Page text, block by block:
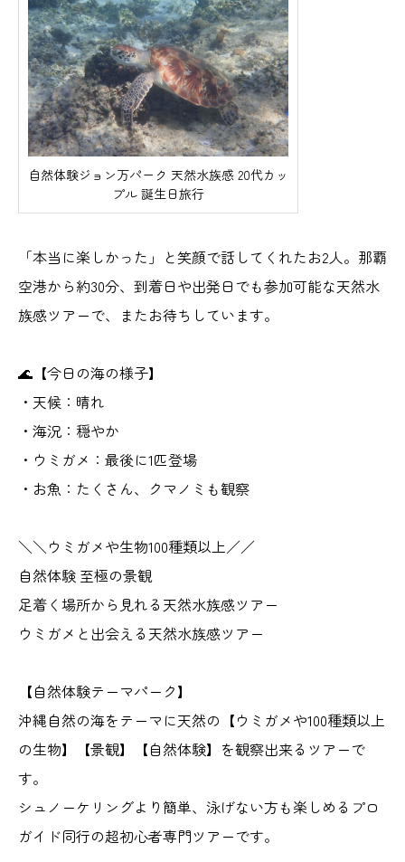
自然体験ジョン万パーク 天然水族感 20代カッ
プル 誕生日旅行
「本当に楽しかった」と笑顔で話してくれたお2人。那覇
空港から約30分、到着日や出発日でも参加可能な天然水
族感ツアーで、またお待ちしています。
🌊【今日の海の様子】
・天候：晴れ
・海況：穏やか
・ウミガメ：最後に1匹登場
・お魚：たくさん、クマノミも観察
＼＼ウミガメや生物100種類以上／／
自然体験 至極の景観
足着く場所から見れる天然水族感ツアー
ウミガメと出会える天然水族感ツアー
【自然体験テーマパーク】
沖縄自然の海をテーマに天然の【ウミガメや100種類以上
の生物】【景観】【自然体験】を観察出来るツアーで
す。
シュノーケリングより簡単、泳げない方も楽しめるプロ
ガイド同行の超初心者専門ツアーです。